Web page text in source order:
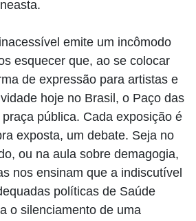
emite um incômodo
esquecer que, ao se colocar
de expressão para artistas e
hoje no Brasil, o Paço das
pública. Cada exposição é
exposta, um debate. Seja no
ou na aula sobre demagogia,
nos ensinam que a indiscutível
políticas de Saúde
o silenciamento de uma